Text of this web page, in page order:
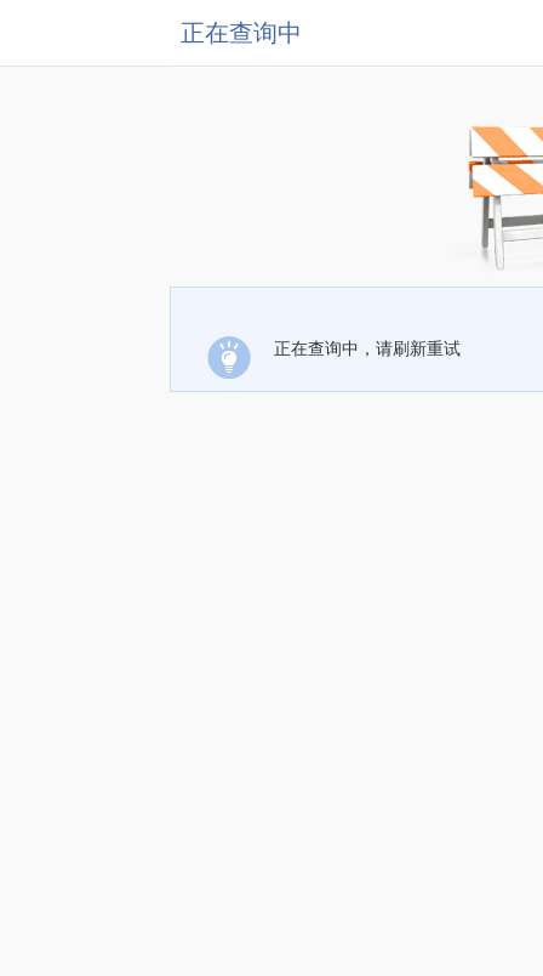
正在查询中
正在查询中，请刷新重试